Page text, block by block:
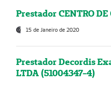
Prestador CENTRO DE
15 de Janeiro de 2020
Prestador Decordis
LTDA (51004347-4)